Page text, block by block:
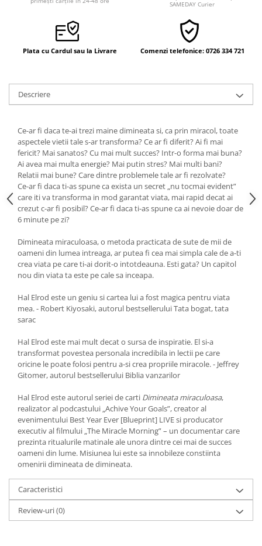
Sexualitate
Lumea îngerilor
Seria Masaru Emoto
Vindecare spirituală
Cristale
Supă de pui pentru suflet
Yoga
Oracol
Spiritualitate şi ştiinţă
Fără categorie
Cunoaștere
SAMEDAY Curier
Plata cu Cardul sau la Livrare Comenzi telefonice: 0726 334 721
Descriere
Ce-ar fi daca te-ai trezi maine dimineata si, ca prin miracol, toate
aspectele vietii tale s-ar transforma? Ce ar fi diferit? Ai fi mai
fericit? Mai sanatos? Cu mai mult succes? Intr-o forma mai buna?
Ai avea mai multa energie? Mai putin stres? Mai multi bani?
Relatii mai bune? Care dintre problemele tale ar fi rezolvate?
Ce-ar fi daca ti-as spune ca exista un secret „nu tocmai evident”
care iti va transforma in mod garantat viata, mai rapid decat ai
crezut c-ar fi posibil? Ce-ar fi daca ti-as spune ca ai nevoie doar de
6 minute pe zi?
Dimineata miraculoasa, o metoda practicata de sute de mii de
oameni din lumea intreaga, ar putea fi cea mai simpla cale de a-ti
crea viata pe care ti-ai dorit-o intotdeauna. Esti gata? Un capitol
nou din viata ta este pe cale sa inceapa.
Hal Elrod este un geniu si cartea lui a fost magica pentru viata
mea. - Robert Kiyosaki, autorul bestsellerului Tata bogat, tata
sarac
Hal Elrod este mai mult decat o sursa de inspiratie. El si-a
transformat povestea personala incredibila in lectii pe care
oricine le poate folosi pentru a-si crea propriile miracole. - Jeffrey
Gitomer, autorul bestsellerului Biblia vanzarilor
Hal Elrod este autorul seriei de carti Dimineata miraculoasa,
realizator al podcastului „Achive Your Goals”, creator al
evenimentului Best Year Ever [Blueprint] LIVE si producator
executiv al filmului „The Miracle Morning” – un documentar care
prezinta ritualurile matinale ale unora dintre cei mai de succes
oameni din lume. Misiunea lui este sa innobileze constiinta
omenirii dimineata de dimineata.
Caracteristici
Review-uri(0)